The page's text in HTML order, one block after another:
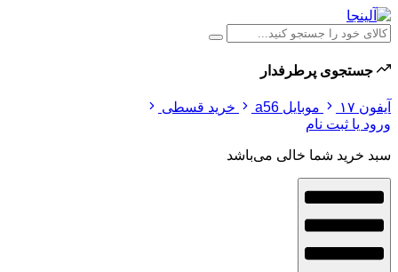
جستجوی پرطرفدار
آیفون ۱۷ موبایل a56
خرید قسطی
ورود یا ثبت نام
سبد خرید شما خالی می‌باشد